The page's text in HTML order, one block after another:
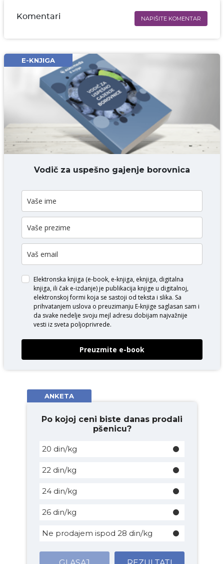
Komentari NAPIŠITE KOMENTAR
Email* obavezno
Komentar* obavezno
DODAJ KOMENTAR
E-KNJIGA
Vodič za uspešno gajenje borovnica
Elektronska knjiga (e-book, e-knjiga, eknjiga, digitalna
knjiga, ili čak e-izdanje) je publikacija knjige u digitalnoj,
elektronskoj formi koja se sastoji od teksta i slika. Sa
prihvatanjem uslova o preuzimanju E-knjige saglasan sam i
da svake nedelje svoju mejl adresu dobijam najvažnije
vesti iz sveta poljoprivrede.
Preuzmite e-book
ANKETA
Po kojoj ceni biste danas prodali
pšenicu?
20 din/kg
22 din/kg
24 din/kg
26 din/kg
Ne prodajem ispod 28 din/kg